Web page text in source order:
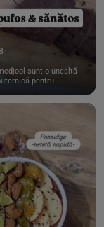
sunt o unealtă
pentru ...